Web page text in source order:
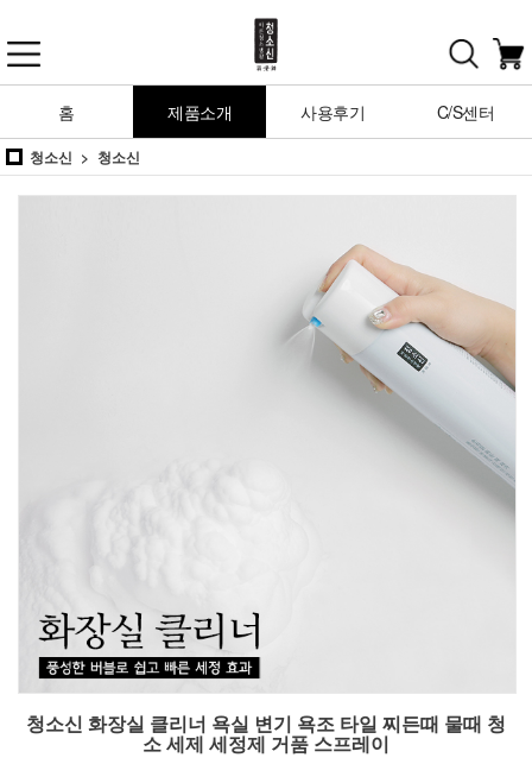
홈 제품소개 사용후기 C/S센터
청소신 청소신
청소신 화장실 클리너 욕실 변기 욕조 타일 찌든때 물때 청
소 세제 세정제 거품 스프레이